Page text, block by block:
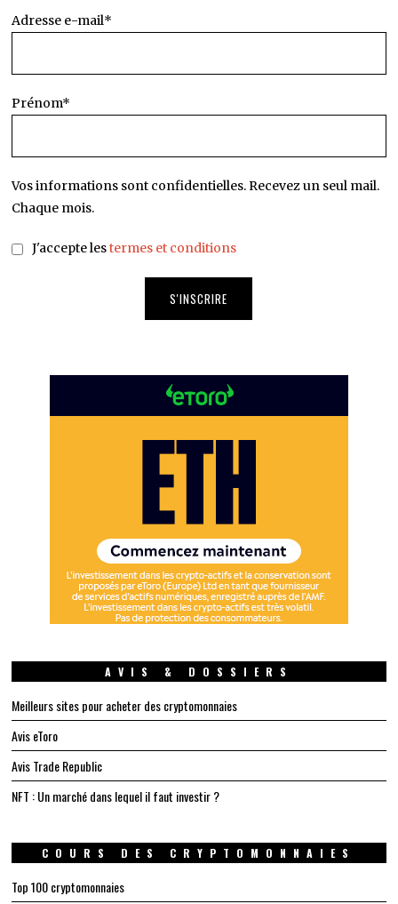
Adresse e-mail*
Prénom*
Vos informations sont confidentielles. Recevez un seul mail.
Chaque mois.
J'accepte lestermes et conditions
AVIS & DOSSIERS
Meilleurs sites pour acheter des cryptomonnaies
Avis eToro
Avis Trade Republic
NFT : Un marché dans lequel il faut investir ?
COURS DES CRYPTOMONNAIES
Top 100 cryptomonnaies